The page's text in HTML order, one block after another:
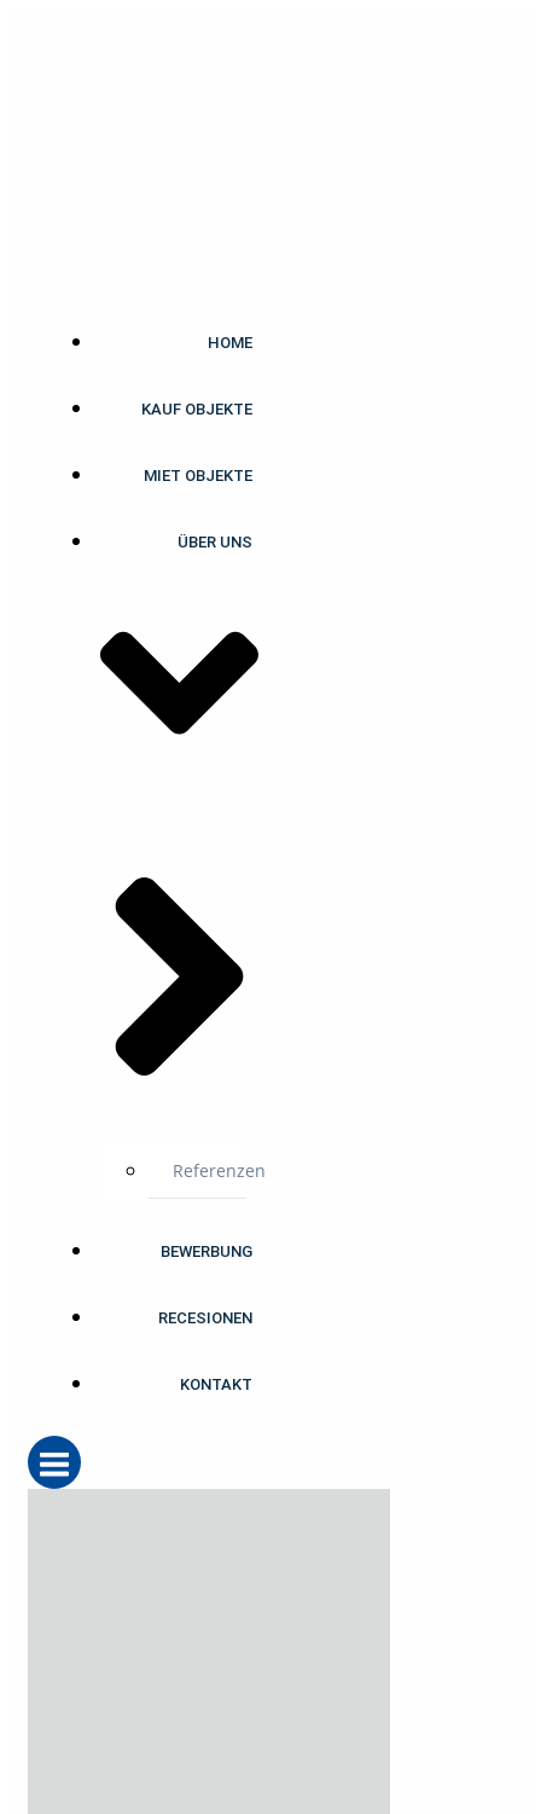
HOME
KAUF OBJEKTE
MIET OBJEKTE
ÜBER UNS
Referenzen
BEWERBUNG
RECESIONEN
KONTAKT